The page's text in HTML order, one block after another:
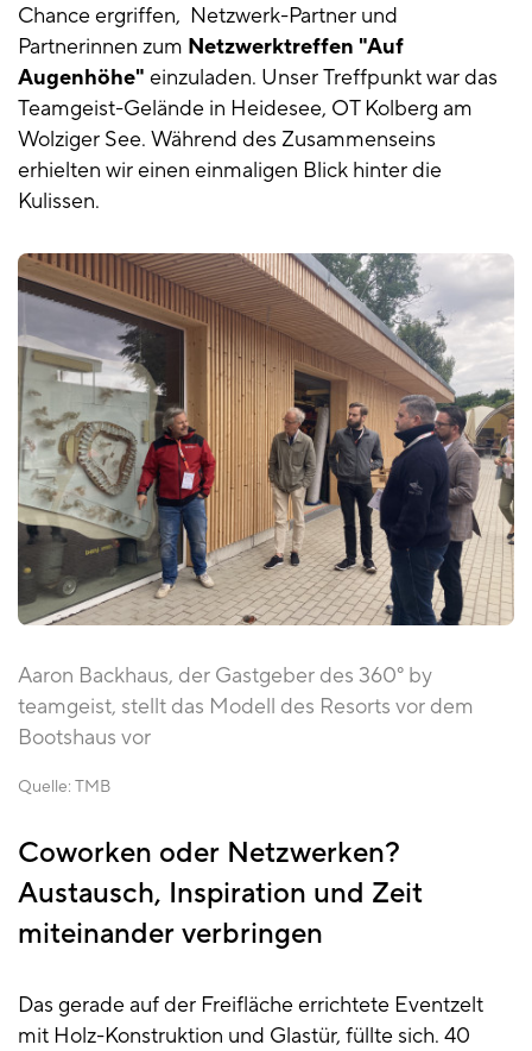
Chance ergriffen, Netzwerk-Partner und
Partnerinnen zum Netzwerktreffen "Auf
Augenhöhe" einzuladen. Unser Treffpunkt war das
Teamgeist-Gelände in Heidesee, OT Kolberg am
Wolziger See. Während des Zusammenseins
erhielten wir einen einmaligen Blick hinter die
Kulissen.
Aaron Backhaus, der Gastgeber des 360° by
teamgeist, stellt das Modell des Resorts vor dem
Bootshaus vor
Quelle: TMB
Coworken oder Netzwerken?
Austausch, Inspiration und Zeit
miteinander verbringen
Das gerade auf der Freifläche errichtete Eventzelt
mit Holz-Konstruktion und Glastür, füllte sich. 40